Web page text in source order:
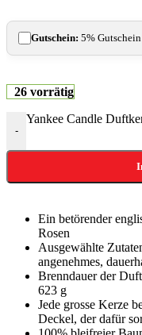
Gutschein: 5%
26 vorrätig
-
Yankee Candle
Ein betörender
Rosen
Ausgewählte
angenehmes,
Brenndauer der
623 g
Jede grosse Kerze
Deckel, der dafür